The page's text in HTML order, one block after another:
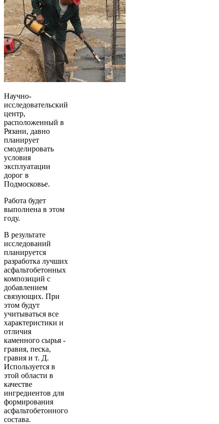
Научно-
исследовательский
центр,
расположенный в
Рязани, давно
планирует
смоделировать
условия
эксплуатации
дорог в
Подмосковье.
Работа будет
выполнена в этом
году.
В результате
исследований
планируется
разработка лучших
асфальтобетонных
композиций с
добавлением
связующих. При
этом будут
учитываться все
характеристики и
отличия
каменного сырья -
гравия, песка,
гравия и т. Д.
Используется в
этой области в
качестве
ингредиентов для
формирования
асфальтобетонного
состава.